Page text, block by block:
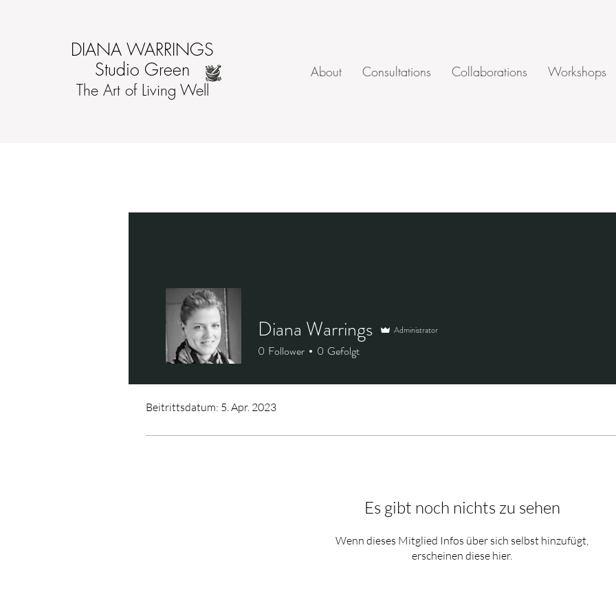
DIANA WARRINGS​
Studio Green
The Art of Living Well
About Consultations Collaborations Workshops
Beitrittsdatum: 5. Apr. 2023
Es gibt noch nichts zu sehen
Wenn dieses Mitglied Infos über sich selbst hinzufügt,
erscheinen diese hier.
Diana Warrings Administrator
0 Follower 0 Gefolgt